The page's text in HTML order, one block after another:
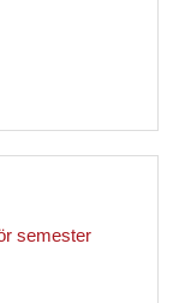
semester